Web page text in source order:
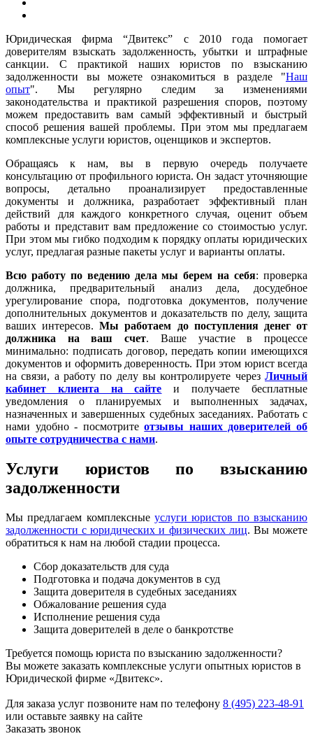
Юридическая фирма “Двитекс” с 2010 года помогает
доверителям взыскать задолженность, убытки и штрафные
санкции. С практикой наших юристов по взысканию
задолженности вы можете ознакомиться в разделе "Наш
опыт". Мы регулярно следим за изменениями
законодательства и практикой разрешения споров, поэтому
можем предоставить вам самый эффективный и быстрый
способ решения вашей проблемы. При этом мы предлагаем
комплексные услуги юристов, оценщиков и экспертов.
Обращаясь к нам, вы в первую очередь получаете
консультацию от профильного юриста. Он задаст уточняющие
вопросы, детально проанализирует предоставленные
документы и должника, разработает эффективный план
действий для каждого конкретного случая, оценит объем
работы и представит вам предложение со стоимостью услуг.
При этом мы гибко подходим к порядку оплаты юридических
услуг, предлагая разные пакеты услуг и варианты оплаты.
Всю работу по ведению дела мы берем на себя: проверка
должника, предварительный анализ дела, досудебное
урегулирование спора, подготовка документов, получение
дополнительных документов и доказательств по делу, защита
ваших интересов.Мы работаем до поступления денег от
должника на ваш счет. Ваше участие в процессе
минимально: подписать договор, передать копии имеющихся
документов и оформить доверенность. При этом юрист всегда
на связи, а работу по делу вы контролируете через Личный
кабинет клиента на сайте и получаете бесплатные
уведомления о планируемых и выполненных задачах,
назначенных и завершенных судебных заседаниях. Работать с
нами удобно - посмотритеотзывы наших доверителей об
опыте сотрудничества с нами.
Услуги юристов по взысканию
задолженности
Мы предлагаем комплексные услуги юристов по взысканию
задолженности с юридических и физических лиц. Вы можете
обратиться к нам на любой стадии процесса.
Сбор доказательств для суда
Подготовка и подача документов в суд
Защита доверителя в судебных заседаниях
Обжалование решения суда
Исполнение решения суда
Защита доверителей в деле о банкротстве
Требуется помощь юриста по взысканию задолженности?
Вы можете заказать комплексные услуги опытных юристов в
Юридической фирме «Двитекс».
Для заказа услуг позвоните нам по телефону 8 (495) 223-48-91
или оставьте заявку на сайте
Заказать звонок